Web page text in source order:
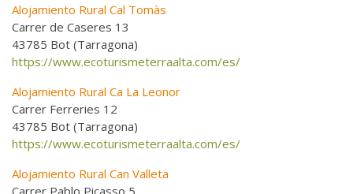
Alojamiento Rural Cal Tomàs
Carrer de Caseres 13
43785 Bot (Tarragona)
https://www.ecoturismeterraalta.com/es/
Alojamiento Rural Ca La Leonor
Carrer Ferreries 12
43785 Bot (Tarragona)
https://www.ecoturismeterraalta.com/es/
Alojamiento Rural Can Valleta
Carrer Pablo Picasso 5